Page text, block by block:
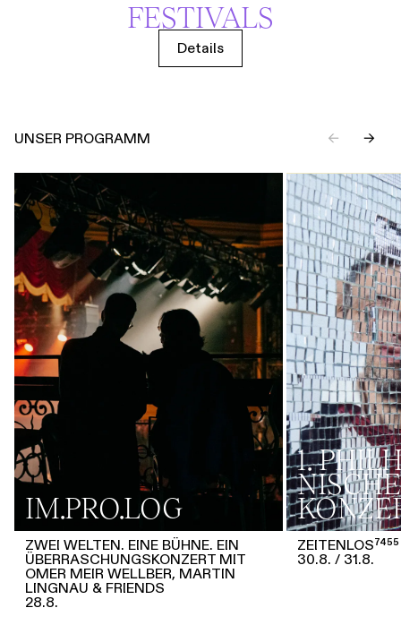
FESTIVALS
Details
UNSER PROGRAMM ← →
IM.PRO.LOG
ZWEI WELTEN. EINE BÜHNE. EIN
ÜBERRASCHUNGSKONZERT MIT
OMER MEIR WELLBER, MARTIN
LINGNAU & FRIENDS
28.8.
1.
ZEITENLOS⁷⁴⁵⁵
30.8.
31.8.